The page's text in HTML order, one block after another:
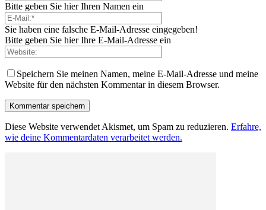
Bitte geben Sie hier Ihren Namen ein
Sie haben eine falsche E-Mail-Adresse eingegeben!
Bitte geben Sie hier Ihre E-Mail-Adresse ein
Speichern Sie meinen Namen, meine E-Mail-Adresse und meine
Website für den nächsten Kommentar in diesem Browser.
Diese Website verwendet Akismet, um Spam zu reduzieren. Erfahre,
wie deine Kommentardaten verarbeitet werden.